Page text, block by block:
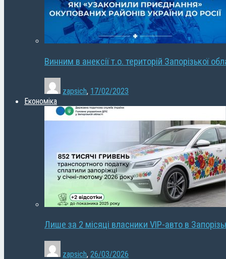
Винним в анексії т.о. територій Запорізької
zapsich, 17/02/2023
Економіка
Лише за 2 місяці власники VIP-авто в
zapsich, 26/03/2026